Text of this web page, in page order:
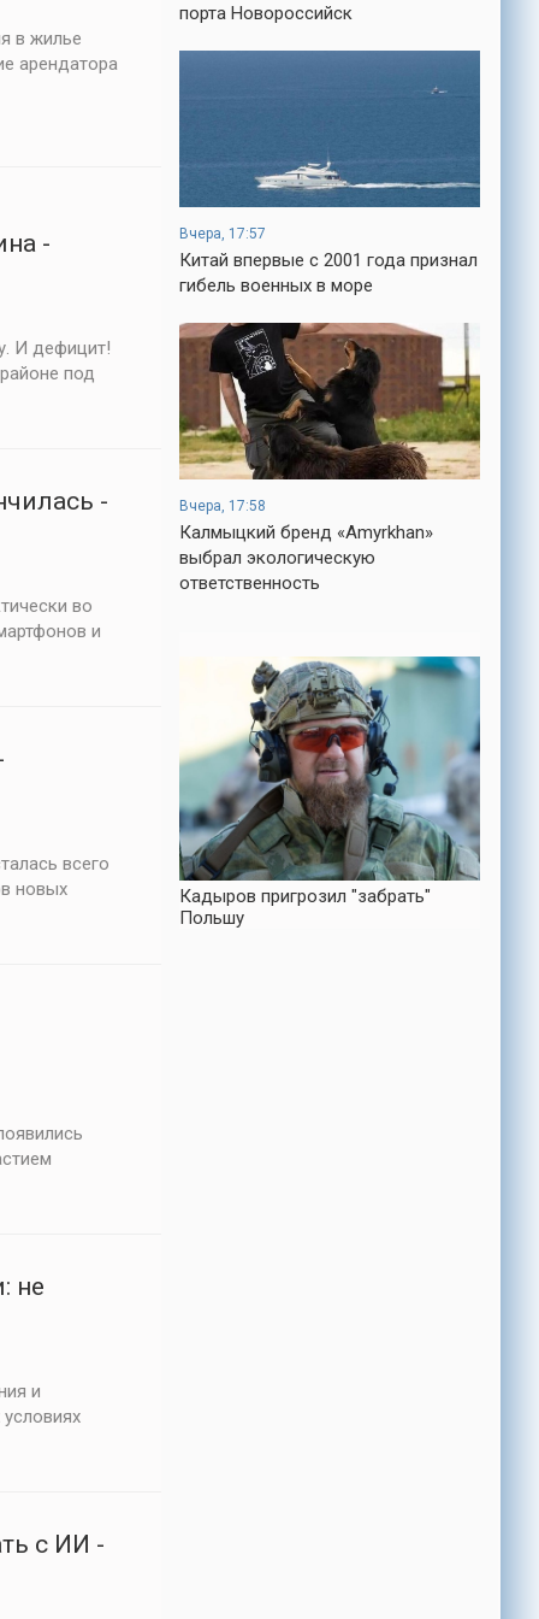
в жилье
арендатора
-
И дефицит!
под
-
во
и
всего
новых
не
и
с ИИ -
кроме того, кто его дал.
-- Люблю давать советы и очень не
самолюбование.
-- Лучшее, что можно сделать с хорошим
Он никогда не бывает полезен никому,
кроме того, кто его дал.
-- Люблю давать советы и очень не
Большими сиськами
Многие используют порно сбольшими
сиськами
как снятие стресса находя в таком
порно утешение.
erkiss.live
порта Новороссийск
Вчера, 17:57
Китай впервые с 2001 года признал
гибель военных в море
Вчера, 17:58
Калмыцкий бренд «Amyrkhan»
выбрал экологическую
ответственность
Кадыров пригрозил "забрать"
Польшу